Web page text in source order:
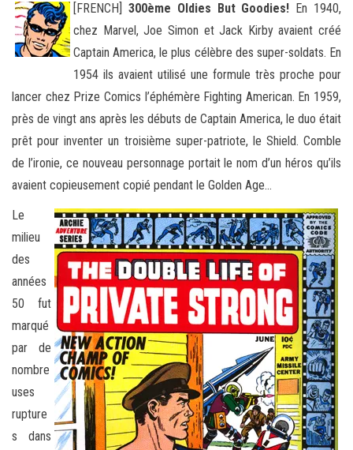
[FRENCH] 300ème Oldies But Goodies! En 1940,
chez Marvel, Joe Simon et Jack Kirby avaient créé
Captain America, le plus célèbre des super-soldats. En
1954 ils avaient utilisé une formule très proche pour
lancer chez Prize Comics l’éphémère Fighting American. En 1959,
près de vingt ans après les débuts de Captain America, le duo était
prêt pour inventer un troisième super-patriote, le Shield. Comble
de l’ironie, ce nouveau personnage portait le nom d’un héros qu’ils
avaient copieusement copié pendant le Golden Age…
Le
milieu
des
années
50 fut
marqué
par de
nombre
uses
rupture
s dans